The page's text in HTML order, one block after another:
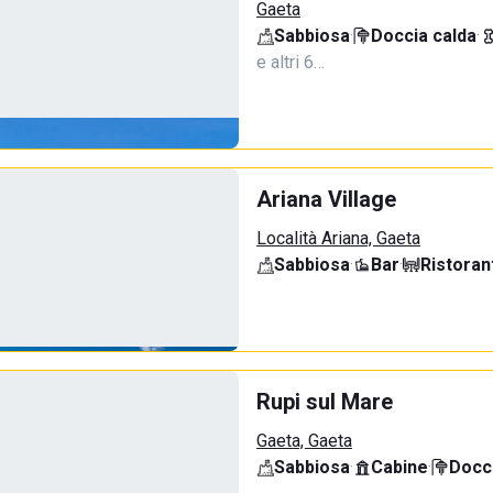
Gaeta
Sabbiosa· Doccia calda·
e altri 6…
Ariana Village
Località Ariana, Gaeta
Sabbiosa· Bar·
Rupi sul Mare
Gaeta, Gaeta
Sabbiosa· Cabine·